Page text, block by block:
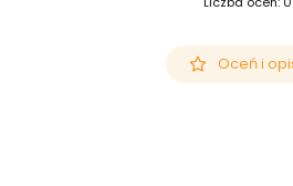
Oceń i